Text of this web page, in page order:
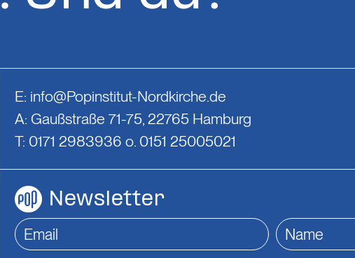
E: info@Popinstitut-Nordkirche.de
A: Gaußstraße 71-75, 22765 Hamburg
T: 0171 2983936 o. 0151 25005021
Newsletter